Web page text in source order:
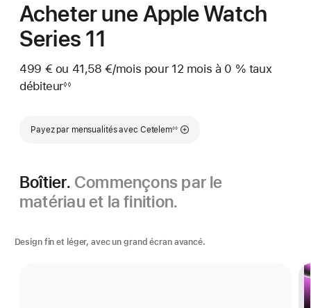
Acheter une Apple Watch
Series 11
499 € ou 41,58 €/mois par mois
pour 12 mois à 0 % taux
débiteur◊◊
Payez par mensualités avec Cetelem
Note de bas de page
◊◊
Boîtier. Commençons par le
matériau et la finition.
Design fin et léger, avec un grand écran avancé.